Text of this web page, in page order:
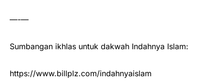
—-—
Sumbangan ikhlas untuk dakwah Indahnya Islam:
https://www.billplz.com/indahnyaislam